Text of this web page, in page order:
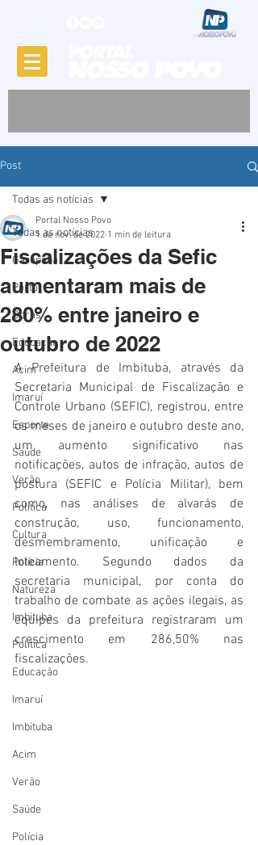
Post
Todas as notícias
Garopaba
Porto
Obras
Educação
Acim
Imaruí
Esporte
Saúde
Verão
Política
Cultura
Polícia
Natureza
Imbituba
Política
Educação
Imaruí
Imbituba
Acim
Verão
Saúde
Polícia
Todas as notícias
Fiscalizações da Sefic
aumentaram mais de
280% entre janeiro e
outubro de 2022
Portal Nosso Povo
1 de nov. de 2022 1 min de leitura
A Prefeitura de Imbituba, através da
Secretaria Municipal de Fiscalização e
Controle Urbano (SEFIC), registrou, entre
os meses de janeiro e outubro deste ano,
um aumento significativo nas
notificações, autos de infração, autos de
postura (SEFIC e Polícia Militar), bem
como, nas análises de alvarás de
construção, uso, funcionamento,
desmembramento, unificação e
loteamento. Segundo dados da
secretaria municipal, por conta do
trabalho de combate as ações ilegais, as
equipes da prefeitura registraram um
crescimento em 286,50% nas
fiscalizações.